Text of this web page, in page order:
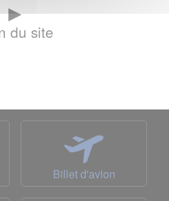
►
du site
Billet d'avion